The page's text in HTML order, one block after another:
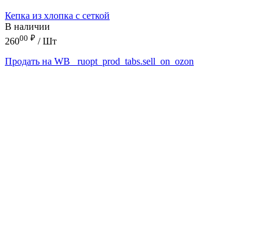
Кепка из хлопка с сеткой
В наличии
26000 ₽ / Шт
Продать на WB
_ruopt_prod_tabs.sell_on_ozon